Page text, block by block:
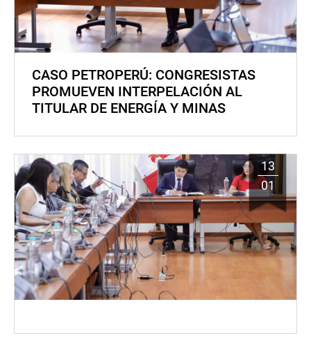
CASO PETROPERÚ: CONGRESISTAS
PROMUEVEN INTERPELACIÓN AL
TITULAR DE ENERGÍA Y MINAS
13
01